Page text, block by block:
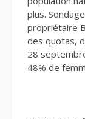
plus.
propriétaire
des quotas,
28
48% de